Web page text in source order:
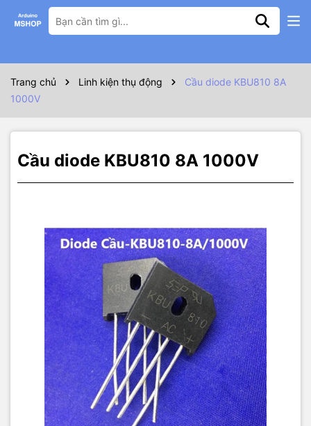
Trang chủ Linh kiện thụ động
Cầu diode KBU810 8A
1000V
Cầu diode KBU810 8A 1000V
Thông số kỹ thuật